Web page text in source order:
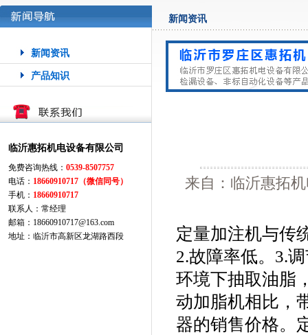
新闻资讯
产品知识
临沂惠拓机电设备有限公司
免费咨询热线：0539-8507757
电话： 18660910717（微信同号）
手机： 18660910717
联系人：常经理
邮箱：18660910717@163.com
地址：临沂市高新区龙湖路西段
新闻资讯
来自：临沂惠拓
定量加注机与传
2.故障率低。3.
环境下抽取油脂
动加脂机相比，
器的销售价格。